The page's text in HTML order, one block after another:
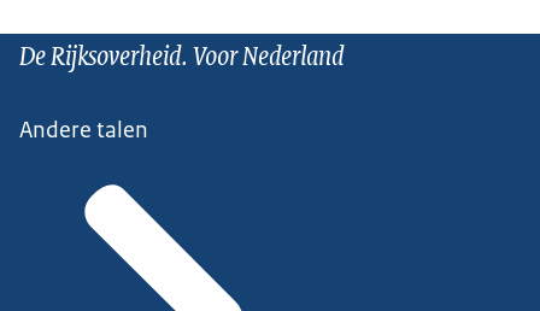
De Rijksoverheid. Voor Nederland
Andere talen